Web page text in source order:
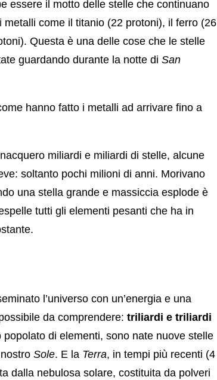
essere il motto delle stelle che continuano
come il titanio (22 protoni), il ferro (26
Questa è una delle cose che le stelle
guardando durante la notte di San
hanno fatto i metalli ad arrivare fino a
miliardi e miliardi di stelle, alcune
soltanto pochi milioni di anni. Morivano
una stella grande e massiccia esplode è
tutti gli elementi pesanti che ha in
l’universo con un’energia e una
da comprendere: triliardi e triliardi
popolato di elementi, sono nate nuove stelle
Sole. E la Terra, in tempi più recenti (4
dalla nebulosa solare, costituita da polveri